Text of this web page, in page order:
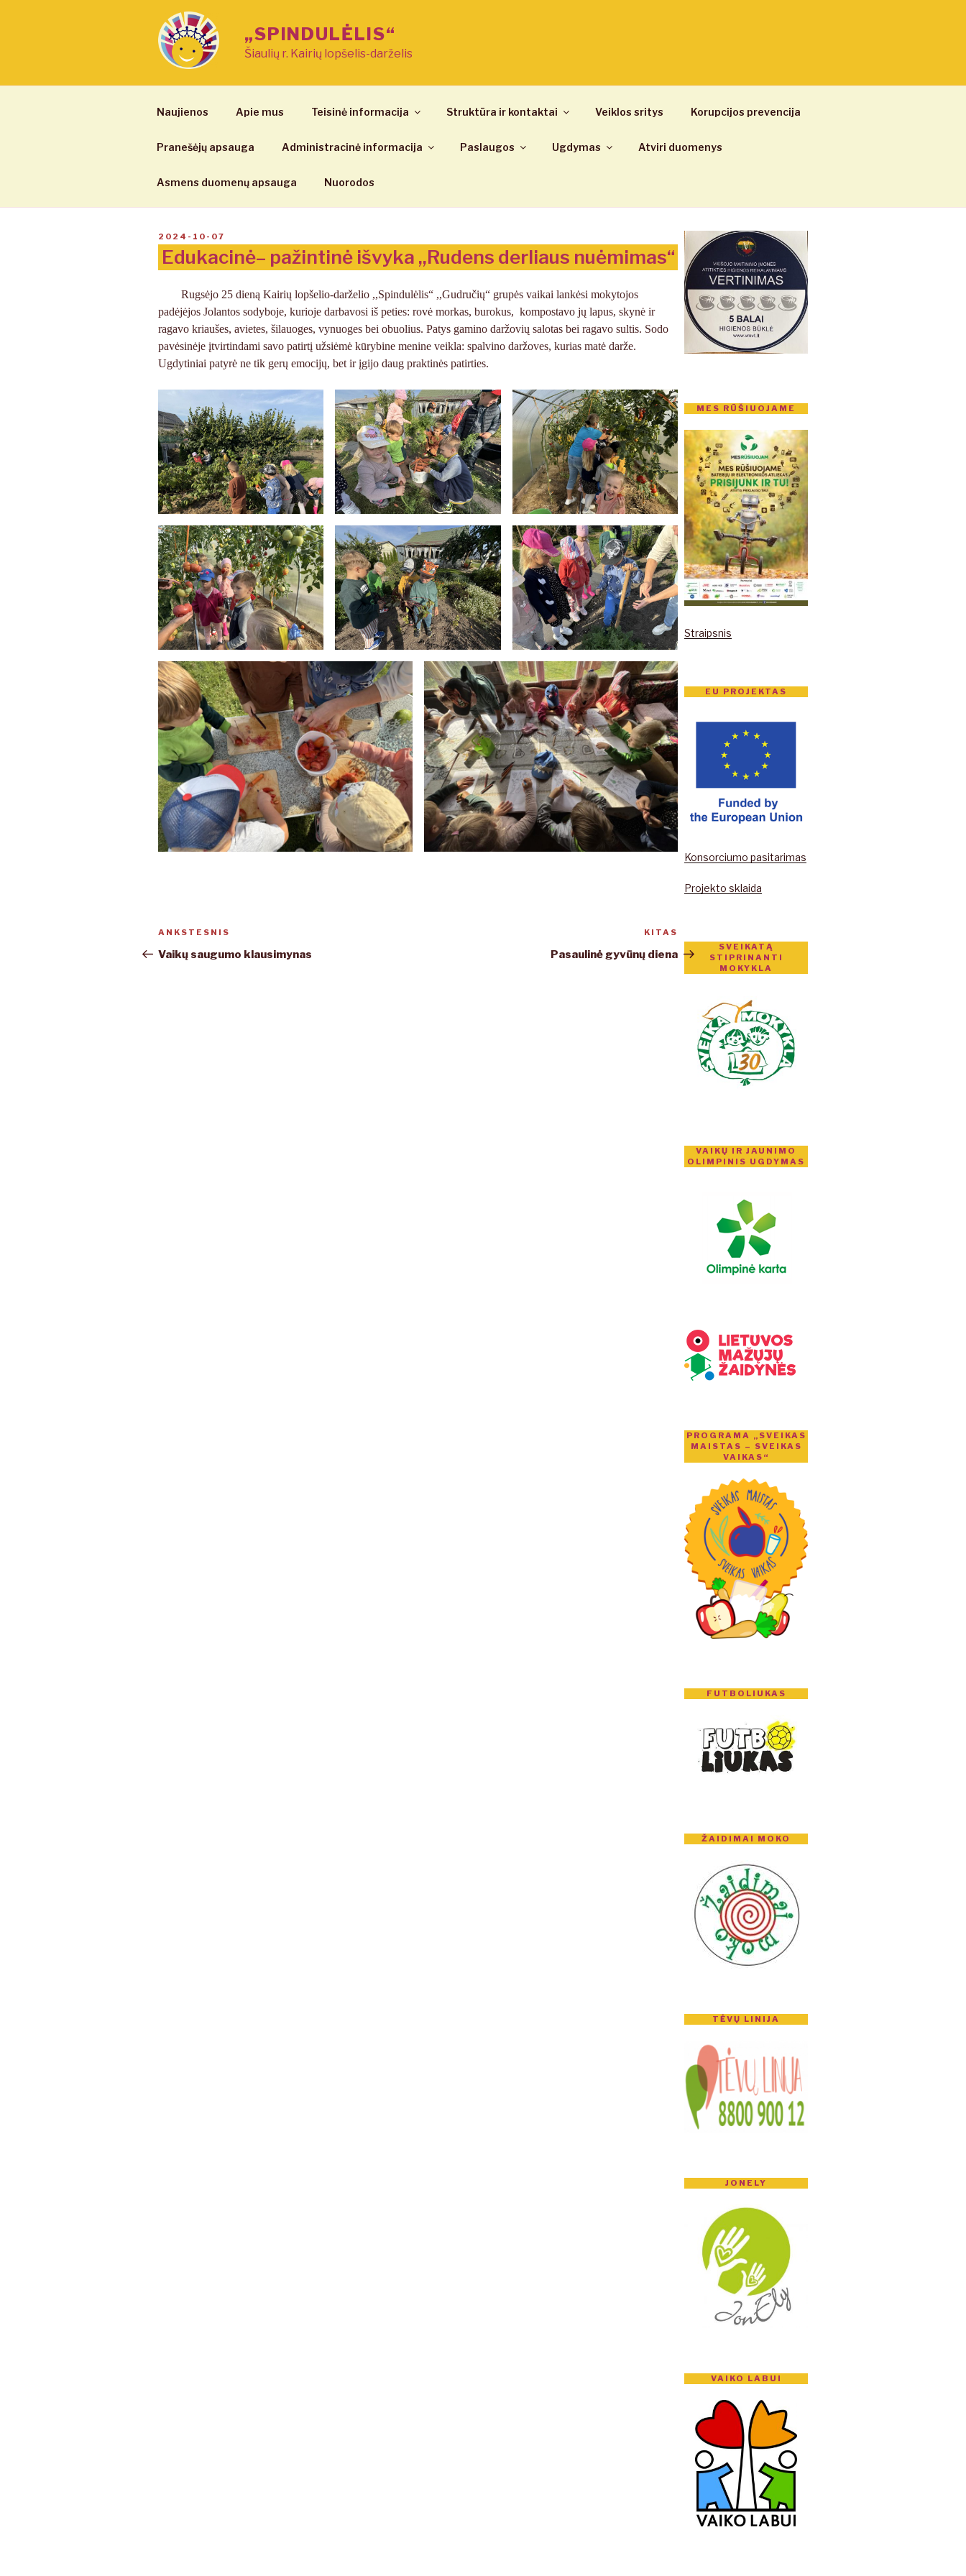
„SPINDULĖLIS“
Šiaulių r. Kairių lopšelis-darželis
Naujienos Apie mus Teisinė informacija Struktūra ir kontaktai Veiklos sritys Korupcijos prevencija
Pranešėjų apsauga Administracinė informacija Paslaugos Ugdymas Atviri duomenys
Asmens duomenų apsauga Nuorodos
PASKELBTA
2024-10-07
Edukacinė– pažintinė išvyka ,,Rudens derliaus nuėmimas“
Rugsėjo 25 dieną Kairių lopšelio-darželio ,,Spindulėlis“ ,,Gudručių“ grupės vaikai lankėsi mokytojos
padėjėjos Jolantos sodyboje, kurioje darbavosi iš peties: rovė morkas, burokus, kompostavo jų lapus, skynė ir
ragavo kriaušes, avietes, šilauoges, vynuoges bei obuolius. Patys gamino daržovių salotas bei ragavo sultis. Sodo
pavėsinėje įtvirtindami savo patirtį užsiėmė kūrybine menine veikla: spalvino daržoves, kurias matė darže.
Ugdytiniai patyrė ne tik gerų emocijų, bet ir įgijo daug praktinės patirties.
Navigacija
tarp
Ankstesnis
įrašas
ANKSTESNIS
Vaikų saugumo klausimynas
įrašas
KITAS
Pasaulinė gyvūnų diena
MES RŪŠIUOJAME
Straipsnis
EU PROJEKTAS
Konsorciumo pasitarimas
Projekto sklaida
SVEIKATĄ
STIPRINANTI
MOKYKLA
VAIKŲ IR JAUNIMO
OLIMPINIS UGDYMAS
PROGRAMA „SVEIKAS
MAISTAS – SVEIKAS
VAIKAS“
FUTBOLIUKAS
ŽAIDIMAI MOKO
TĖVŲ LINIJA
JONELY
VAIKO LABUI